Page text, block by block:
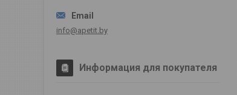
info@apetit.by
Информация для покупателя